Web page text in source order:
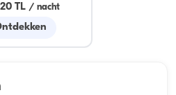
TL/ nacht